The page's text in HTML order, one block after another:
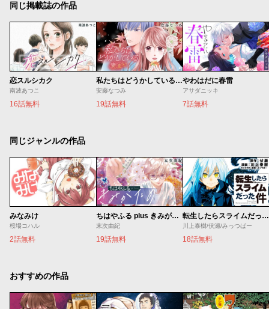
同じ掲載誌の作品
恋スルシカク
南波あつこ
16話無料
私たちはどうかしている 妻恋い
安藤なつみ
19話無料
やわはだに春雷
アサダニッキ
7話無料
同じジャンルの作品
みなみけ
桜場コハル
2話無料
ちはやふる plus きみがため
末次由紀
19話無料
転生したらスライムだった件
川上泰樹/伏瀬/みっつばー
18話無料
おすすめの作品